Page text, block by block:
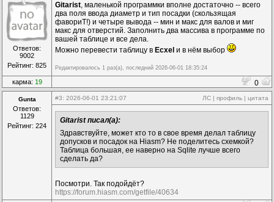
Ответов:
9002
Рейтинг: 825
Gitarist, маленькой программки вполне достаточно -- всего
два поля ввода диаметр и тип посадки (скользящая
фавориТ!) и четыре вывода -- мин и макс для валов и миг
макс для отверстий. Заполнить два массива в программе по
вашей таблице и все дела.
Можно перевести таблицу в Ecxel и в нём выбор
Редактировалось 1 раз(а), последний 2026-06-01 18:35:24
карма: 19 0
Gunta
Ответов:
1129
Рейтинг: 224
#3: 2026-06-01 23:21:07 ЛС | профиль | цитата
Gitarist писал(а):
Здравствуйте, может кто то в свое время делал таблицу
допусков и посадок на Hiasm? Не поделитесь схемкой?
Таблица большая, ее наверно на Sqlite лучше всего
сделать да?
Посмотри. Так подойдёт?
https://forum.hiasm.com/getfile/40634